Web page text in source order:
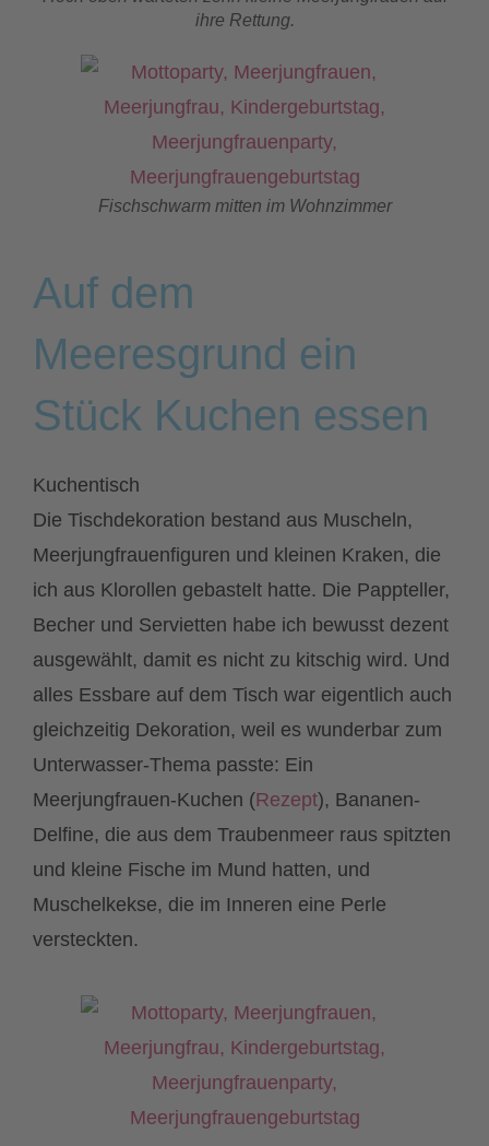
ihre Rettung.
Fischschwarm mitten im Wohnzimmer
Auf dem
Meeresgrund ein
Stück Kuchen essen
Kuchentisch
Die Tischdekoration bestand aus Muscheln,
Meerjungfrauenfiguren und kleinen Kraken, die
ich aus Klorollen gebastelt hatte. Die Pappteller,
Becher und Servietten habe ich bewusst dezent
ausgewählt, damit es nicht zu kitschig wird. Und
alles Essbare auf dem Tisch war eigentlich auch
gleichzeitig Dekoration, weil es wunderbar zum
Unterwasser-Thema passte: Ein
Meerjungfrauen-Kuchen (Rezept), Bananen-
Delfine, die aus dem Traubenmeer raus spitzten
und kleine Fische im Mund hatten, und
Muschelkekse, die im Inneren eine Perle
versteckten.